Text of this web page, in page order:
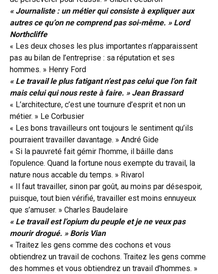
« Journaliste : un métier qui consiste à expliquer aux
autres ce qu’on ne comprend pas soi-même. » Lord
Northcliffe
« Les deux choses les plus importantes n’apparaissent
pas au bilan de l’entreprise : sa réputation et ses
hommes. » Henry Ford
« Le travail le plus fatigant n’est pas celui que l’on fait
mais celui qui nous reste à faire. » Jean Brassard
« L’architecture, c’est une tournure d’esprit et non un
métier. » Le Corbusier
« Les bons travailleurs ont toujours le sentiment qu’ils
pourraient travailler davantage. » André Gide
« Si la pauvreté fait gémir l’homme, il bâille dans
l’opulence. Quand la fortune nous exempte du travail, la
nature nous accable du temps. » Rivarol
« Il faut travailler, sinon par goût, au moins par désespoir,
puisque, tout bien vérifié, travailler est moins ennuyeux
que s’amuser. » Charles Baudelaire
« Le travail est l’opium du peuple et je ne veux pas
mourir drogué. » Boris Vian
« Traitez les gens comme des cochons et vous
obtiendrez un travail de cochons. Traitez les gens comme
des hommes et vous obtiendrez un travail d’hommes. »